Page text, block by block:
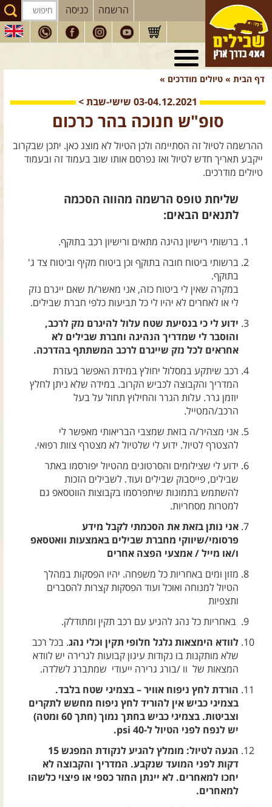
הרשמה כניסה
טיולי 4X4
בארץ
המדריכיםשלנו
הירשמו לניוזלטר שבילים
צרו קשר עם שבילים
אודות יואב קווה והאתר שבילים
דף הבית » טיולים מודרכים »
03-04.12.2021 שישי-שבת >
סופ"ש חנוכה בהר כרכום
ההרשמה לטיול זה הסתיימה ולכן הטיול לא מוצג כאן. יתכן שבקרוב
ייקבע תאריך חדש לטיול ואז נפרסם אותו שוב בעמוד זה ובעמוד
טיולים מודרכים.
שליחת טופס הרשמה מהווה הסכמה
לתנאים הבאים:
ברשותי רישיון נהיגה מתאים ורישיון רכב בתוקף.
ברשותי ביטוח חובה בתוקף וכן ביטוח מקיף וביטוח צד ג'
בתוקף.
במקרה שאין לי ביטוח כזה, אני מאשר/ת שאם ייגרם נזק
לי או לאחרים לא יהיו לי כל תביעות כלפי חברת שבילים.
ידוע לי כי בנסיעת שטח עלול להיגרם נזק לרכב,
והוסבר לי שמדריך הנהיגה וחברת שבילים לא
אחראים לכל נזק שייגרם לרכב המשתתף בהדרכה.
רכב שיתקע במסלול יחולץ במידת האפשר בעזרת
המדריך והקבוצה לכביש הקרוב. במידה שלא ניתן לחלץ
יוזמן גרר. עלות הגרר והחילוץ תחול על בעל
הרכב/המטייל.
אני מצהיר/ה בזאת שמצבי הבריאותי מאפשר לי
להצטרף לטיול. ידוע לי שלטיול לא מצטרף צוות רפואי.
ידוע לי שצילומים והסרטונים מהטיול יפורסמו באתר
שבילים, פייסבוק שבילים ועוד. לשבילים הזכות
להשתמש בתמונות שיתפרסמו בקבוצות הווטסאפ גם
למטרות מסחריות.
אני נותן בזאת את הסכמתי לקבל מידע
פרסומי/שיווקי מחברת שבילים באמצעות וואטסאפ
ו/או מייל / אמצעי הפצה אחרים
מזון ומים באחריות כל משפחה. יהיו הפסקות במהלך
הטיול למנוחה ואוכל ועוד הפסקות קצרות להסברים
ותצפיות
באחריות כל נהג להגיע עם רכב תקין ומתודלק.
לוודא הימצאות גלגל חלופי תקין וכלי נהג. בכל רכב
שלא מותקנות בו נקודות עיגון קבועות לגרירה יש לוודא
המצאות של וו /בורג גרירה ייעודי שמתברג לשלדה.
הורדת לחץ ניפוח אוויר – בצמיגי שטח בלבד.
בצמיגי כביש אין להוריד לחץ ניפוח מחשש לתקרים
וצביטות. בצמיגי כביש בחתך נמוך (חתך 60 ומטה)
יש לנפח לפני הטיול ל-40 psi.
הגעה לטיול: מומלץ להגיע לנקודת המפגש 15
דקות לפני המועד שנקבע. המדריך והקבוצה לא
יחכו למאחרים. לא יינתן החזר כספי או פיצוי כלשהו
למאחרים.